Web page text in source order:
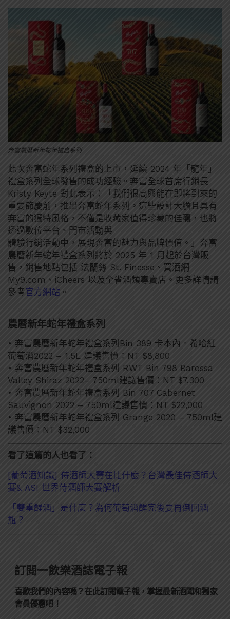
奔富農曆新年蛇年禮盒系列
此次奔富蛇年系列禮盒的上市，延續 2024 年「龍年」
禮盒系列全球發售的成功經驗。奔富全球首席行銷長
Kristy Keyte 對此表示：「我們很高興能在即將到來的
重要節慶前，推出奔富蛇年系列。這些設計大膽且具有
奔富的獨特風格，不僅是收藏家值得珍藏的佳釀，也將
透過數位平台、門市活動與
體驗行銷活動中，展現奔富的魅力與品牌價值。」奔富
農曆新年蛇年禮盒系列將於 2025 年 1 月起於台灣販
售，銷售地點包括 法蘭絲 St. Finesse、買酒網
My9.com、iCheers 以及全省酒類專賣店。更多詳情請
參考官方網站 。
農曆新年蛇年禮盒系列
• 奔富農曆新年蛇年禮盒系列Bin 389 卡本內．希哈紅
葡萄酒2022 – 1.5L 建議售價：NT $8,800
• 奔富農曆新年蛇年禮盒系列 RWT Bin 798 Barossa
Valley Shiraz 2022– 750ml建議售價：NT $7,300
• 奔富農曆新年蛇年禮盒系列 Bin 707 Cabernet
Sauvignon 2022 – 750ml建議售價：NT $22,000
• 奔富農曆新年蛇年禮盒系列 Grange 2020 – 750ml建
議售價：NT $32,000
看了這篇的人也看了：
[葡萄酒知識] 侍酒師大賽在比什麼？台灣最佳侍酒師大
賽& ASI 世界侍酒師大賽解析
「雙重醒酒」是什麼？為何葡萄酒醒完後要再倒回酒
瓶？
訂閱一飲樂酒誌電子報
喜歡我們的內容嗎？在此訂閱電子報，掌握最新酒聞和獨家
會員優惠吧！